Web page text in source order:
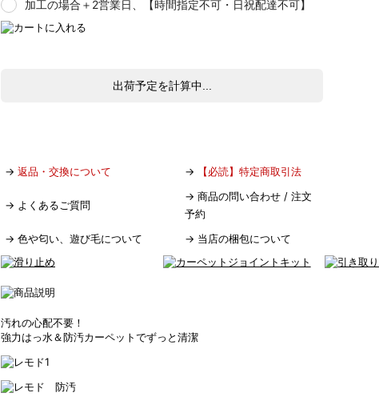
加工の場合＋2営業日、【時間指定不可・日祝配達不可】
出荷予定を計算中...
→ 返品・交換について → 【必読】特定商取引法
→ よくあるご質問
→ 商品の問い合わせ / 注文
予約
→ 色や匂い、遊び毛について → 当店の梱包について
汚れの心配不要！
強力はっ水＆防汚カーペットでずっと清潔